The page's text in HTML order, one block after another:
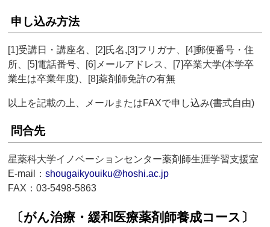
申し込み方法
[1]受講日・講座名、[2]氏名,[3]フリガナ、[4]郵便番号・住
所、[5]電話番号、[6]メールアドレス、[7]卒業大学(本学卒
業生は卒業年度)、[8]薬剤師免許の有無
以上を記載の上、メールまたはFAXで申し込み(書式自由)
問合先
星薬科大学イノベーションセンター薬剤師生涯学習支援室
E-mail：shougaikyouiku@hoshi.ac.jp
FAX：03-5498-5863
〔がん治療・緩和医療薬剤師養成コース〕